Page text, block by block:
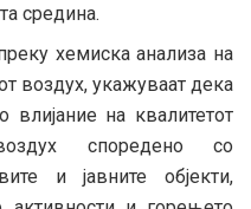
средина.
хемиска анализа на
воздух, укажуваат дека
влијание на квалитетот
споредено со
и јавните објекти,